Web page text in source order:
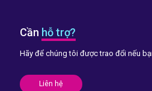
Cần hỗ trợ?
Hãy để chúng tôi được trao đổi nếu
Liên hệ